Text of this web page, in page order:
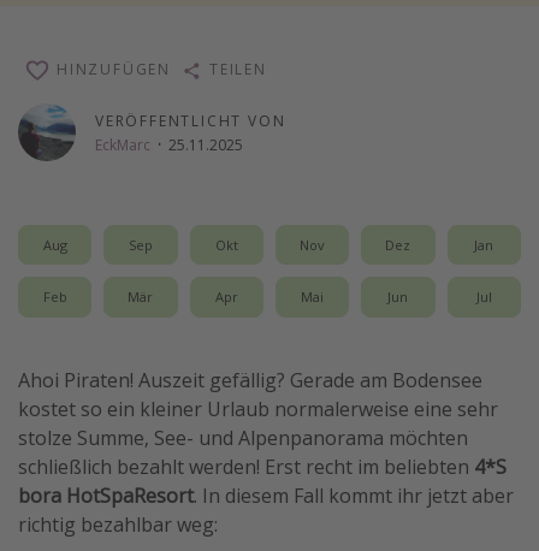
Roadtrips
Wochenendtrip
Singlereisen
Gruppenreisen
Hotels in Hamburg
Hotels in Amsterdam
Weitere Themen
Reise Journal
Familienurlaub in der Türkei
Rundreisen in Thailand
VERÖFFENTLICHT VON
EckMarc · 25.11.2025
HINZUFÜGEN TEILEN
Aug Sep Okt Nov Dez Jan
Feb Mär Apr Mai Jun Jul
Ahoi Piraten! Auszeit gefällig? Gerade am Bodensee
kostet so ein kleiner Urlaub normalerweise eine sehr
stolze Summe, See- und Alpenpanorama möchten
schließlich bezahlt werden! Erst recht im beliebten 4*S
bora HotSpaResort. In diesem Fall kommt ihr jetzt aber
richtig bezahlbar weg: